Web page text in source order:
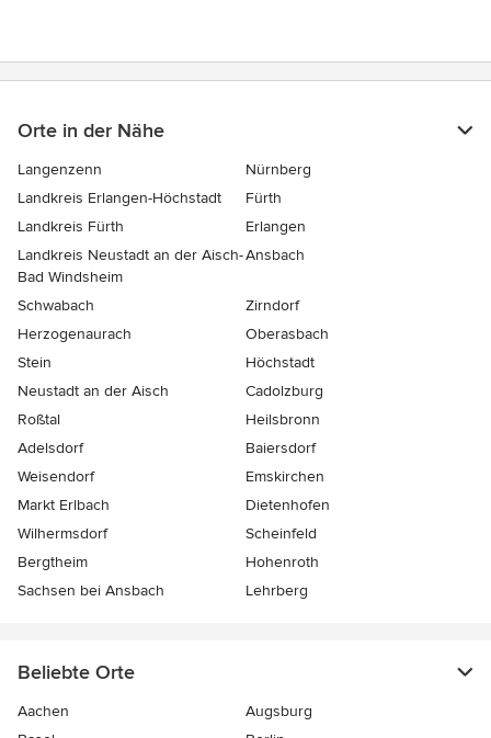
Orte in der Nähe
Langenzenn
Nürnberg
Landkreis Erlangen-Höchstadt
Fürth
Landkreis Fürth
Erlangen
Landkreis Neustadt an der Aisch-
Bad Windsheim
Ansbach
Schwabach
Zirndorf
Herzogenaurach
Oberasbach
Stein
Höchstadt
Neustadt an der Aisch
Cadolzburg
Roßtal
Heilsbronn
Adelsdorf
Baiersdorf
Weisendorf
Emskirchen
Markt Erlbach
Dietenhofen
Wilhermsdorf
Scheinfeld
Bergtheim
Hohenroth
Sachsen bei Ansbach
Lehrberg
Beliebte Orte
Aachen
Augsburg